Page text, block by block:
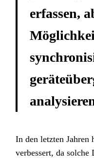
erfassen,
In den letzten Jahren
verbessert, da solche